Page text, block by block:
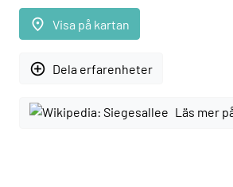
place Visa på kartan
add_circle_outline Dela erfarenheter
Läs mer